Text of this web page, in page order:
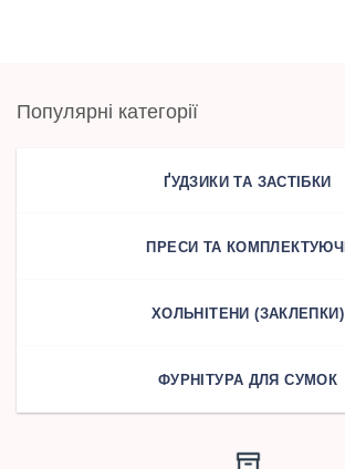
Популярні категорії
ҐУДЗИКИ ТА ЗАСТІБКИ
ПРЕСИ ТА КОМПЛЕКТУЮЧІ
ХОЛЬНІТЕНИ (ЗАКЛЕПКИ)
ФУРНІТУРА ДЛЯ СУМОК